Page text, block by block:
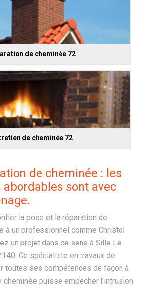
de cheminée 72
de cheminée 72
de cheminée : les
sont avec
la pose et la réparation de
à un professionnel comme Christol
un projet dans ce sens à Sille Le
Ce spécialiste en travaux de
toutes ses compétences de façon à
cheminée puisse empêcher l’intrusion